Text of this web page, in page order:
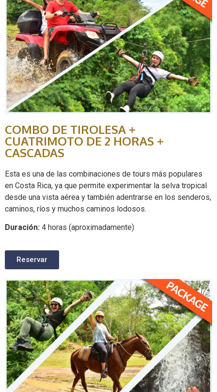
COMBO DE TIROLESA +
CUATRIMOTO DE 2 HORAS +
CASCADAS
Esta es una de las combinaciones de tours más populares
en Costa Rica, ya que permite experimentar la selva tropical
desde una vista aérea y también adentrarse en los senderos,
caminos, ríos y muchos caminos lodosos.
Duración: 4 horas (aproximadamente)
Reservar